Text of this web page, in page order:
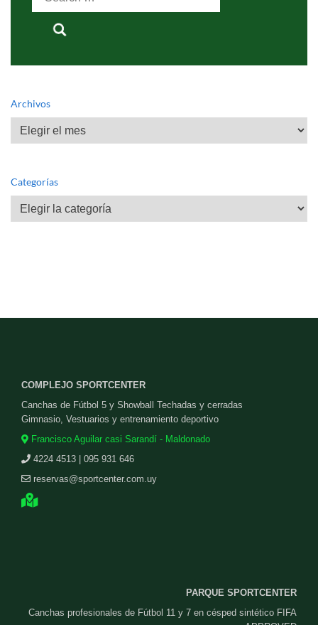
Archivos
Archivos
Categorías
Categorías
COMPLEJO SPORTCENTER
Canchas de Fútbol 5 y Showball Techadas y cerradas
Gimnasio, Vestuarios y entrenamiento deportivo
Francisco Aguilar casi Sarandí - Maldonado
4224 4513 | 095 931 646
reservas@sportcenter.com.uy
PARQUE SPORTCENTER
Canchas profesionales de Fútbol 11 y 7 en césped sintético FIFA